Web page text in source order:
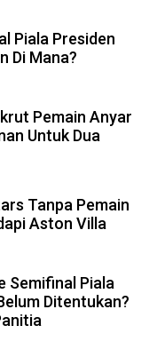
Piala Presiden
Di Mana?
Pemain Anyar
Untuk Dua
Tanpa Pemain
Aston Villa
Semifinal Piala
Ditentukan?